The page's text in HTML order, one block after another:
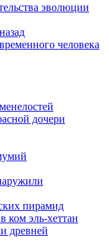
эволюции
человека
дочери
пирамид
ком эль-хеттан
древней